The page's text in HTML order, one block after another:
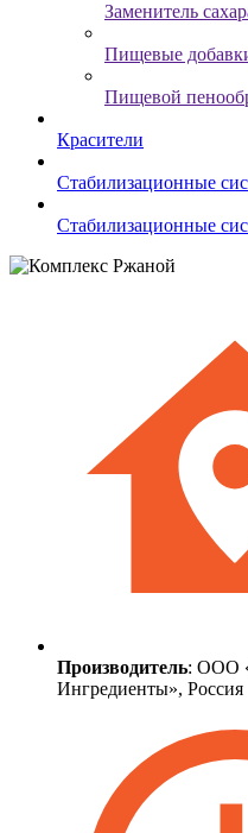
Заменитель
Пищевые
Пищевой
Красители
Стабилизационные
Стабилизационные
Производитель: ООО
Ингредиенты», Россия